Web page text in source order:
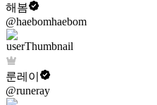
해봄
@haebomhaebom
룬레이
@runeray